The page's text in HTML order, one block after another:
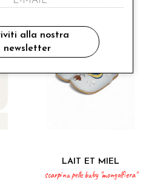
LAIT ET MIEL
scarpina pelle baby "mongolfiera"
alla nostra
newsletter